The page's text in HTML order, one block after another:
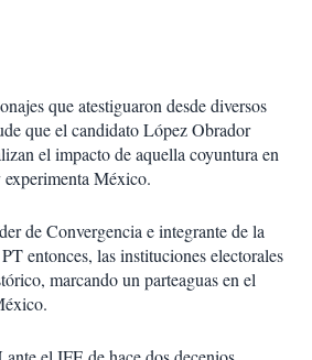
que atestiguaron desde diversos
que el candidato López Obrador
el impacto de aquella coyuntura en
México.
de Convergencia e integrante de la
entonces, las instituciones electorales
marcando un parteaguas en el